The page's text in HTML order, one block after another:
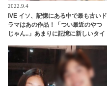
2022.9.4
IVE イソ、記憶にある中で最も古いド
ラマはあの作品！「つい最近のやつ
じゃん..」あまりに記憶に新しいタイ
証明する回答に驚きの声